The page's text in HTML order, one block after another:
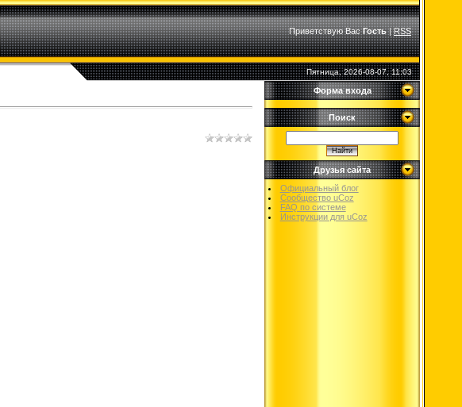
Приветствую Вас Гость|RSS
Пятница, 2026-08-07, 11:03
Форма входа
Поиск
Друзья сайта
Официальный блог
Сообщество uCoz
FAQ по системе
Инструкции для uCoz